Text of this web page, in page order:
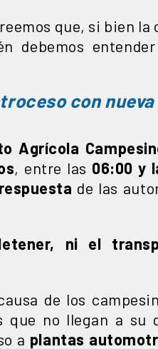
que, si bien la
debemos
con nueva
Agrícola
, entre las 06:00 y
de las
ni el
de los
que no llegan a su
a plantas